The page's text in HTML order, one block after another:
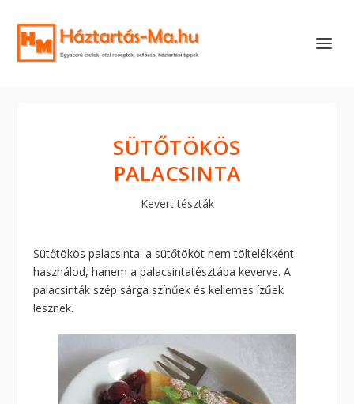
SÜTŐTÖKÖS
PALACSINTA
Kevert tészták
Sütőtökös palacsinta: a sütőtököt nem töltelékként
használod, hanem a palacsintatésztába keverve. A
palacsinták szép sárga színűek és kellemes ízűek
lesznek.